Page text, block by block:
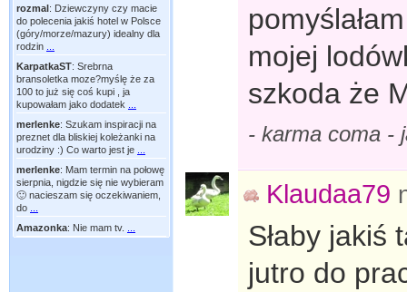
rozmal: Dziewczyny czy macie
do polecenia jakiś hotel w Polsce
(góry/morze/mazury) idealny dla
rodzin
KarpatkaST: Srebrna
bransoletka moze?myślę że za
100 to już się coś kupi , ja
kupowałam jako dodatek
merlenke: Szukam inspiracji na
preznet dla bliskiej koleżanki na
urodziny :) Co warto jest je
merlenke: Mam termin na połowę
sierpnia, nigdzie się nie wybieram
🙂 nacieszam się oczekiwaniem,
do
Amazonka: Nie mam tv.
mojej
szkoda że
- karma coma -
Klaudaa79
Słaby
jutro do